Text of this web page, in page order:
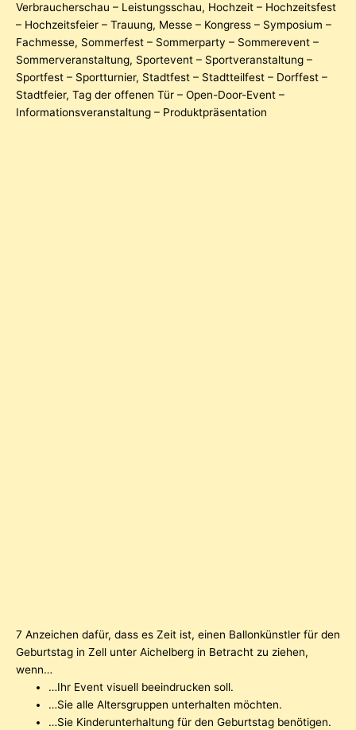
Verbraucherschau – Leistungsschau, Hochzeit – Hochzeitsfest
– Hochzeitsfeier – Trauung, Messe – Kongress – Symposium –
Fachmesse, Sommerfest – Sommerparty – Sommerevent –
Sommerveranstaltung, Sportevent – Sportveranstaltung –
Sportfest – Sportturnier, Stadtfest – Stadtteilfest – Dorffest –
Stadtfeier, Tag der offenen Tür – Open-Door-Event –
Informationsveranstaltung – Produktpräsentation
7 Anzeichen dafür, dass es Zeit ist, einen Ballonkünstler für den
Geburtstag in Zell unter Aichelberg in Betracht zu ziehen,
wenn…
…Ihr Event visuell beeindrucken soll.
…Sie alle Altersgruppen unterhalten möchten.
…Sie Kinderunterhaltung für den Geburtstag benötigen.